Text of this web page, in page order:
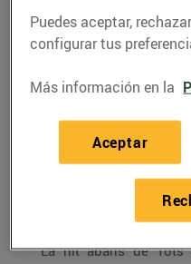
GASTRONOMÍA Y
La
festa
La nit abans de Tots
Puedes aceptar,
configurar tus
Más información en la
Aceptar